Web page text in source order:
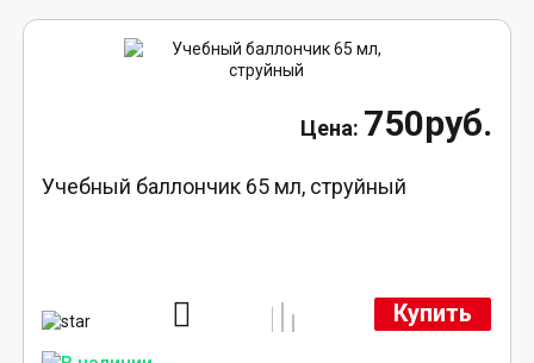
750руб.
Учебный баллончик 65 мл, струйный
Купить